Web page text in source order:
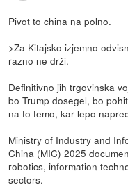
Pivot to china na polno.
>Za Kitajsko izjemno
razno ne drži.
Definitivno jih trgovinska
bo Trump dosegel, bo
na to temo, kar lepo
Ministry of Industry and
China (MIC) 2025
robotics, information
sectors.